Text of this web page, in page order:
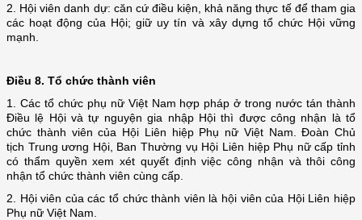
2. Hội viên danh dự: căn cứ điều kiện, khả năng thực tế để tham gia
các hoạt động của Hội; giữ uy tín và xây dựng tổ chức Hội vững
mạnh.
Điều 8. Tổ chức thành viên
1. Các tổ chức phụ nữ Việt Nam hợp pháp ở trong nước tán thành
Điều lệ Hội và tự nguyện gia nhập Hội thì được công nhận là tổ
chức thành viên của Hội Liên hiệp Phụ nữ Việt Nam. Đoàn Chủ
tịch Trung ương Hội, Ban Thường vụ Hội Liên hiệp Phụ nữ cấp tỉnh
có thẩm quyền xem xét quyết định việc công nhận và thôi công
nhận tổ chức thành viên cùng cấp.
2. Hội viên của các tổ chức thành viên là hội viên của Hội Liên hiệp
Phụ nữ Việt Nam.